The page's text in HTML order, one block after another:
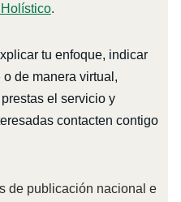
.
tu enfoque, indicar
de manera virtual,
el servicio y
contacten contigo
de publicación nacional e